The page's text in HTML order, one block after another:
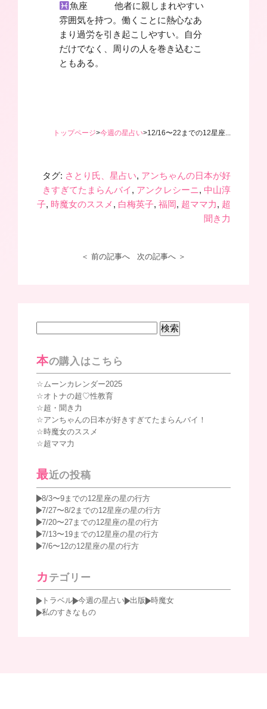
魚座 他者に親しまれやすい
雰囲気を持つ。働くことに熱心なあ
まり過労を引き起こしやすい。自分
だけでなく、周りの人を巻き込むこ
ともある。
トップページ>今週の星占い>12/16〜22までの12星座...
タグ: さとり氏、星占い, アンちゃんの日本が好
きすぎてたまらんバイ, アンクレシーニ,中山淳
子, 時魔女のススメ , 白梅英子,福岡, 超ママ力, 超
聞き力
＜ 前の記事へ 次の記事へ ＞
本の購入はこちら
ムーンカレンダー2025
オトナの超♡性教育
超・聞き力
アンちゃんの日本が好きすぎてたまらんバイ！
時魔女のススメ
超ママ力
最近の投稿
8/3〜9までの12星座の星の行方
7/27〜8/2までの12星座の星の行方
7/20〜27までの12星座の星の行方
7/13〜19までの12星座の星の行方
7/6〜12の12星座の星の行方
カ テゴリー
トラベル 今週の星占い 出版
時魔女
私のすきなもの